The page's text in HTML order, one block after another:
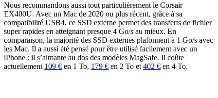
Nous recommandons aussi tout particulièrement le Corsair
EX400U. Avec un Mac de 2020 ou plus récent, grâce à sa
compatibilité USB4, ce SSD externe permet des transferts de fichier
super rapides en atteignant presque 4 Go/s au mieux. En
comparaison, la majorité des SSD externes plafonnent à 1 Go/s avec
les Mac. Il a aussi été pensé pour être utilisé facilement avec un
iPhone : il s’aimante au dos des modèles MagSafe. Il coûte
actuellement 109 € en 1 To, 179 € en 2 To et 402 € en 4 To.